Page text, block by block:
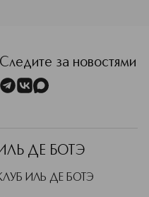
Следите за новостями
ДЕ БОТЭ
ИЛЬ ДЕ БОТЭ